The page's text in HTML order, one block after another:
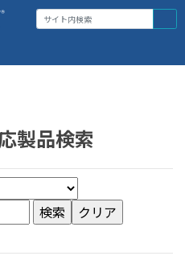
製品検索